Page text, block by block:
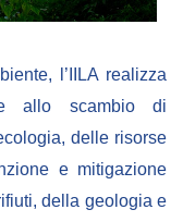
l’IILA realizza
allo scambio di
delle risorse
e mitigazione
della geologia e